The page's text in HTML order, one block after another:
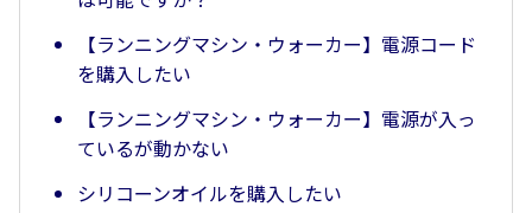
【ランニングマシン・ウォーカー】電源コード
を購入したい
【ランニングマシン・ウォーカー】電源が入っ
ているが動かない
シリコーンオイルを購入したい